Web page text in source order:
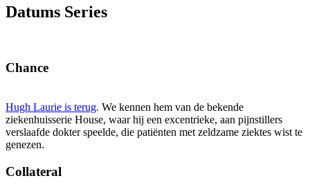
Datums Series
Chance
Hugh Laurie is terug. We kennen hem van de bekende
ziekenhuisserie House, waar hij een excentrieke, aan pijnstillers
verslaafde dokter speelde, die patiënten met zeldzame ziektes wist te
genezen.
Collateral